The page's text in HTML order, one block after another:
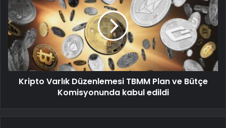
Kripto Varlık Düzenlemesi TBMM Plan ve Bütçe
Komisyonunda kabul edildi